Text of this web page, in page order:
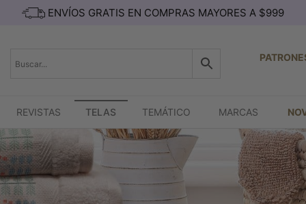
ENVÍOS GRATIS EN COMPRAS MAYORES A $999
REVISTAS TELAS TEMÁTICO MARCAS